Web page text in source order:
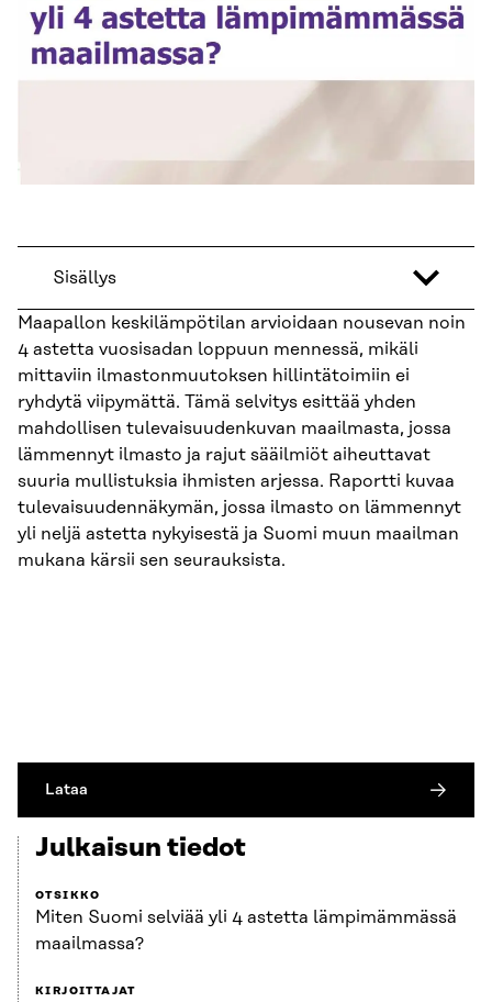
Sisällys
Maapallon keskilämpötilan arvioidaan nousevan noin
4 astetta vuosisadan loppuun mennessä, mikäli
mittaviin ilmastonmuutoksen hillintätoimiin ei
ryhdytä viipymättä. Tämä selvitys esittää yhden
mahdollisen tulevaisuudenkuvan maailmasta, jossa
lämmennyt ilmasto ja rajut sääilmiöt aiheuttavat
suuria mullistuksia ihmisten arjessa. Raportti kuvaa
tulevaisuudennäkymän, jossa ilmasto on lämmennyt
yli neljä astetta nykyisestä ja Suomi muun maailman
mukana kärsii sen seurauksista.
Lataa
Julkaisun tiedot
OTSIKKO
Miten Suomi selviää yli 4 astetta lämpimämmässä
maailmassa?
KIRJOITTAJAT